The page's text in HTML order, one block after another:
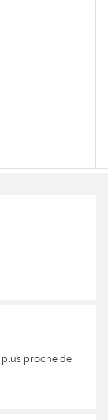
plus proche de